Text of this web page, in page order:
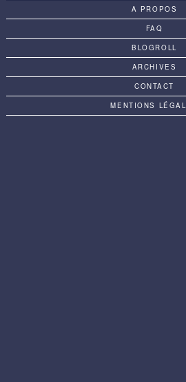
A PROPOS
FAQ
BLOGROLL
ARCHIVES
CONTACT
MENTIONS